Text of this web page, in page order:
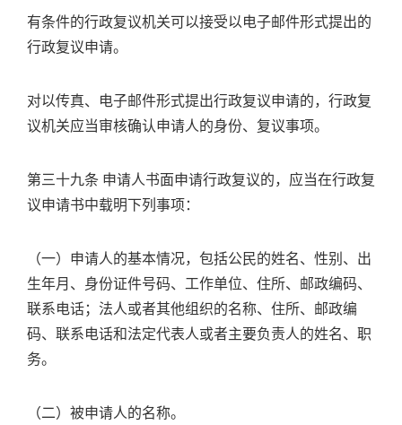
有条件的行政复议机关可以接受以电子邮件形式提出的
行政复议申请。
对以传真、电子邮件形式提出行政复议申请的，行政复
议机关应当审核确认申请人的身份、复议事项。
第三十九条 申请人书面申请行政复议的，应当在行政复
议申请书中载明下列事项：
（一）申请人的基本情况，包括公民的姓名、性别、出
生年月、身份证件号码、工作单位、住所、邮政编码、
联系电话；法人或者其他组织的名称、住所、邮政编
码、联系电话和法定代表人或者主要负责人的姓名、职
务。
（二）被申请人的名称。